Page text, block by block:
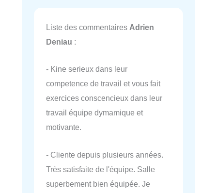
Liste des commentaires Adrien
Deniau :
- Kine serieux dans leur
competence de travail et vous fait
exercices conscencieux dans leur
travail équipe dymamique et
motivante.
- Cliente depuis plusieurs années.
Très satisfaite de l'équipe. Salle
superbement bien équipée. Je